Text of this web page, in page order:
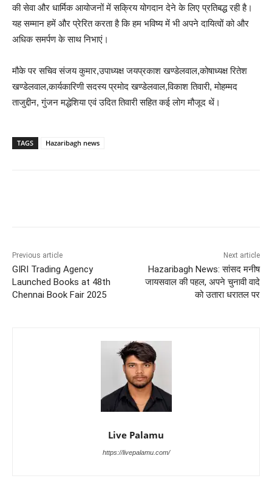
की सेवा और धार्मिक आयोजनों में सक्रिय योगदान देने के लिए प्रतिबद्ध रही है।
यह सम्मान हमें और प्रेरित करता है कि हम भविष्य में भी अपने दायित्वों को और
अधिक समर्पण के साथ निभाएं।
मौके पर सचिव संजय कुमार,उपाध्यक्ष जयप्रकाश खण्डेलवाल,कोषाध्यक्ष रितेश
खण्डेलवाल,कार्यकारिणी सदस्य प्रमोद खण्डेलवाल,विकाश तिवारी, मोहम्मद
ताजुद्दीन, गुंजन मद्धेशिया एवं उदित तिवारी सहित कई लोग मौजूद थें।
TAGS Hazaribagh news
Previous article
GIRI Trading Agency
Launched Books at 48th
Chennai Book Fair 2025
Next article
Hazaribagh News: सांसद मनीष
जायसवाल की पहल, अपने चुनावी वादे
को उतारा धरातल पर
Live Palamu
https://livepalamu.com/